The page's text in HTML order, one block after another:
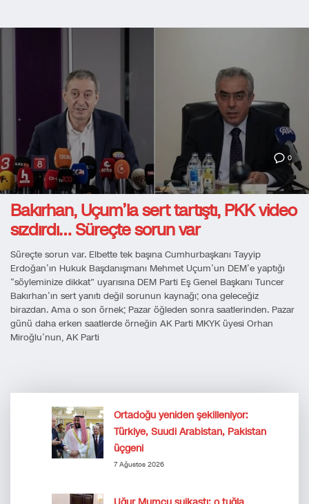
0
Bakırhan, Uçum’la sert tartıştı, PKK video
sızdırdı… Süreçte sorun var
Süreçte sorun var. Elbette tek başına Cumhurbaşkanı Tayyip
Erdoğan’ın Hukuk Başdanışmanı Mehmet Uçum’un DEM’e yaptığı
“söyleminize dikkat” uyarısına DEM Parti Eş Genel Başkanı Tuncer
Bakırhan’ın sert yanıtı değil sorunun kaynağı; ona geleceğiz
birazdan. Ama o son örnek; Pazar öğleden sonra saatlerinden. Pazar
günü daha erken saatlerde örneğin AK Parti MKYK üyesi Orhan
Miroğlu’nun, AK Parti
Ortadoğu yeniden şekilleniyor:
Türkiye, Suudi Arabistan, Pakistan
üçgeni
7 Ağustos 2026